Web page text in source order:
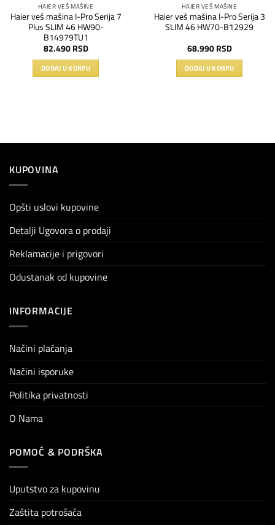
HAIER VEŠ MAŠINE
Haier veš mašina I-Pro Serija 7
Plus SLIM 46 HW90-
B14979TU1
82.490 RSD
DODAJ U KORPU
HAIER VEŠ MAŠINE
Haier veš mašina I-Pro Serija 3
SLIM 46 HW70-B12929
68.990 RSD
DODAJ U KORPU
KUPOVINA
Opšti uslovi kupovine
Detalji Ugovora o prodaji
Reklamacije i prigovori
Odustanak od kupovine
INFORMACIJE
Načini plaćanja
Načini isporuke
Politika privatnosti
O Nama
POMOĆ & PODRŠKA
Uputstvo za kupovinu
Zaštita potrošača